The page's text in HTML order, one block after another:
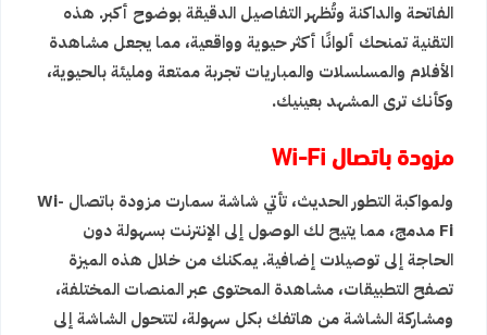
الفاتحة والداكنة وتُظهر التفاصيل الدقيقة بوضوح أكبر. هذه
التقنية تمنحك ألوانًا أكثر حيوية وواقعية، مما يجعل مشاهدة
الأفلام والمسلسلات والمباريات تجربة ممتعة ومليئة بالحيوية،
وكأنك ترى المشهد بعينيك.
مزودة باتصال Wi-Fi
ولمواكبة التطور الحديث، تأتي شاشة سمارت مزودة باتصال Wi-
Fi مدمج، مما يتيح لك الوصول إلى الإنترنت بسهولة دون
الحاجة إلى توصيلات إضافية. يمكنك من خلال هذه الميزة
تصفح التطبيقات، مشاهدة المحتوى عبر المنصات المختلفة،
ومشاركة الشاشة من هاتفك بكل سهولة، لتتحول الشاشة إلى